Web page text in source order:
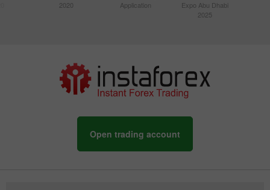
2020
Application
Expo Abu Dhabi
2025
Open trading account